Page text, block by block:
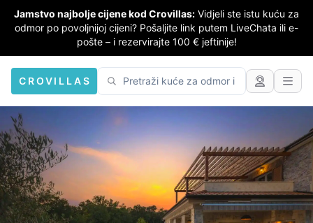
Jamstvo najbolje cijene kod Crovillas: Vidjeli ste istu kuću za
odmor po povoljnijoj cijeni? Pošaljite link putem LiveChata ili e-
pošte – i rezervirajte 100 € jeftinije!
CROVILLAS